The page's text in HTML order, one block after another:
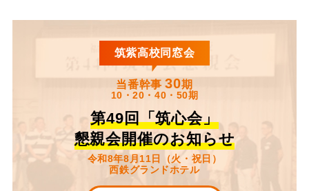
筑紫高校同窓会
当番幹事30期
10・20・40・50期
第49回「筑心会」
懇親会開催のお知らせ
令和8年8月11日（火・祝日）
西鉄グランドホテル